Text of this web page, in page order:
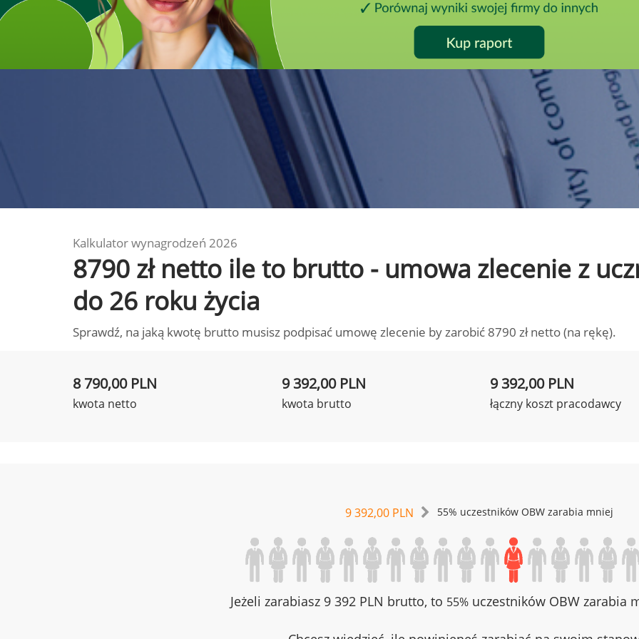
Kalkulator wynagrodzeń 2026
8790 zł netto ile to brutto - umowa zlecenie z
do 26 roku życia
Sprawdź, na jaką kwotę brutto musisz podpisać umowę zlecenie by zarobić 8790 zł netto (na rękę).
8 790,00 PLN
kwota netto
9 392,00 PLN
kwota brutto
9 392,00 PLN
łączny koszt pracodawcy
9 392,00 PLN 55% uczestników OBW zarabia mniej
Jeżeli zarabiasz 9 392 PLN brutto, to 55% uczestników OBW zarabia